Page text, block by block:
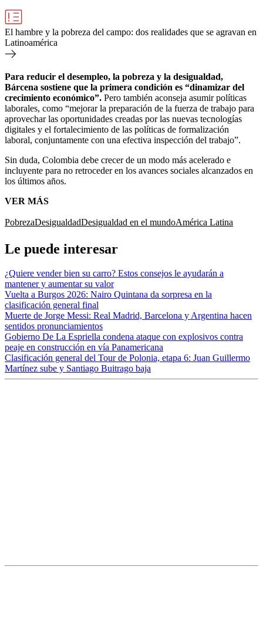
El hambre y la pobreza del campo: dos realidades que se agravan en
Latinoamérica
Para reducir el desempleo, la pobreza y la desigualdad,
Bárcena sostiene que la primera condición es “dinamizar del
crecimiento económico”. Pero también aconseja asumir políticas
laborales, como “mejorar la preparación de la fuerza de trabajo para
aprovechar las oportunidades creadas por las nuevas tecnologías
digitales y el fortalecimiento de las políticas de formalización
laboral, conjuntamente con una efectiva inspección del trabajo”.
Sin duda, Colombia debe crecer de un modo más acelerado e
incluyente para no retroceder en los avances sociales alcanzados en
los últimos años.
VER MÁS
PobrezaDesigualdadDesigualdad en el mundoAmérica Latina
Le puede interesar
¿Quiere vender bien su carro? Estos consejos le ayudarán a
mantener y aumentar su valor
Vuelta a Burgos 2026: Nairo Quintana da sorpresa en la
clasificación general final
Muerte de Jorge Messi: Real Madrid, Barcelona y Argentina hacen
sentidos pronunciamientos
Gobierno De La Espriella condena ataque con explosivos contra
peaje en construcción en vía Panamericana
Clasificación general del Tour de Polonia, etapa 6: Juan Guillermo
Martínez sube y Santiago Buitrago baja